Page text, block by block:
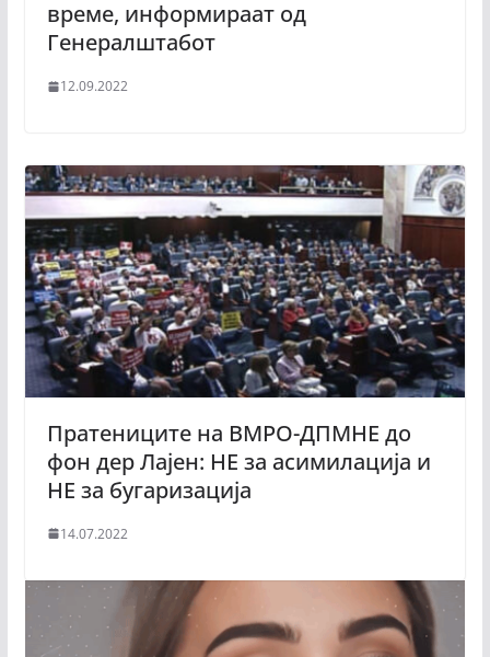
време, информираат од
Генералштабот
12.09.2022
Пратениците на ВМРО-ДПМНЕ до
фон дер Лајен: НЕ за асимилација и
НЕ за бугаризација
14.07.2022